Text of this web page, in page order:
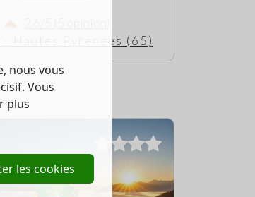
nous vous
Vous
plus
les cookies
- Hautes Pyrénées (65)